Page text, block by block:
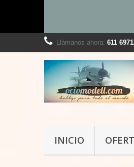
Llámanos ahora: 611
INICIO